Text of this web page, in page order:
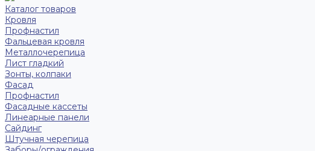
Каталог товаров
Кровля
Профнастил
Фальцевая кровля
Металлочерепица
Лист гладкий
Зонты, колпаки
Фасад
Профнастил
Фасадные кассеты
Линеарные панели
Сайдинг
Штучная черепица